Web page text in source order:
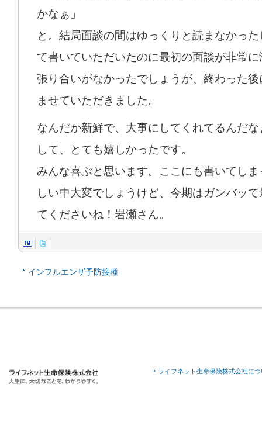
かなぁ」
と。結局面談の間はゆっくりと読まなかっ
て書いていただいたのに最初の面談が非常
張り合いがなかったでしょうが、終わった
ませていただきました。
なんだか新鮮で、大事にしてくれてるんだ
して、とても嬉しかったです。
みんな喜ぶと思います。ここにも書いてし
しい中大変でしょうけど、今期はガンバッ
てくださいね！岩瀬さん。
インフルエンザ予防接種
ライフネット生命保険株式会社に